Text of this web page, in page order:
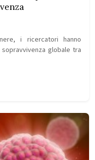
i ricercatori hanno
globale tra